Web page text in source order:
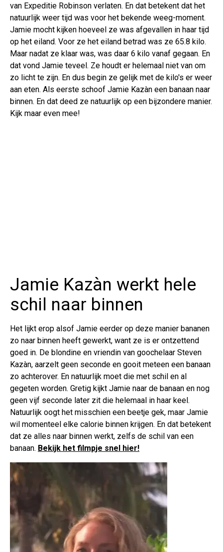
van Expeditie Robinson verlaten. En dat betekent dat het
natuurlijk weer tijd was voor het bekende weeg-moment.
Jamie mocht kijken hoeveel ze was afgevallen in haar tijd
op het eiland. Voor ze het eiland betrad was ze 65.8 kilo.
Maar nadat ze klaar was, was daar 6 kilo vanaf gegaan. En
dat vond Jamie teveel. Ze houdt er helemaal niet van om
zo licht te zijn. En dus begin ze gelijk met de kilo's er weer
aan eten. Als eerste schoof Jamie Kazàn een banaan naar
binnen. En dat deed ze natuurlijk op een bijzondere manier.
Kijk maar even mee!
Jamie Kazàn werkt hele
schil naar binnen
Het lijkt erop alsof Jamie eerder op deze manier bananen
zo naar binnen heeft gewerkt, want ze is er ontzettend
goed in. De blondine en vriendin van goochelaar Steven
Kazàn, aarzelt geen seconde en gooit meteen een banaan
zo achterover. En natuurlijk moet die met schil en al
gegeten worden. Gretig kijkt Jamie naar de banaan en nog
geen vijf seconde later zit die helemaal in haar keel.
Natuurlijk oogt het misschien een beetje gek, maar Jamie
wil momenteel elke calorie binnen krijgen. En dat betekent
dat ze alles naar binnen werkt, zelfs de schil van een
banaan. Bekijk het filmpje snel hier!